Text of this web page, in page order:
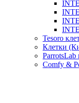
Tesoro
Клетки
Comfy &